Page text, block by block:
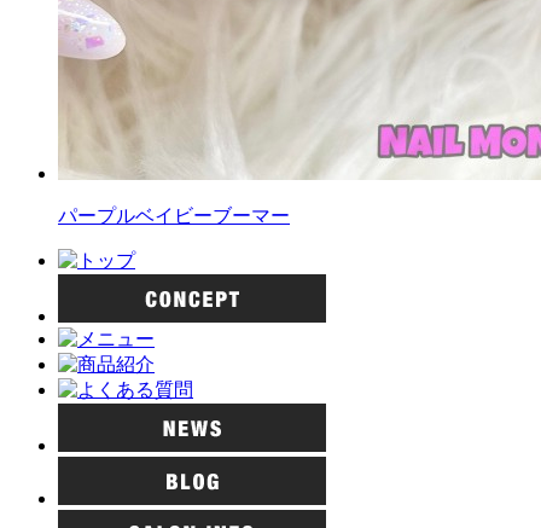
パープルベイビーブーマー